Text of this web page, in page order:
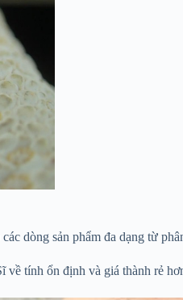
dòng sản phẩm đa dạng từ
tính ổn định và giá thành rẻ